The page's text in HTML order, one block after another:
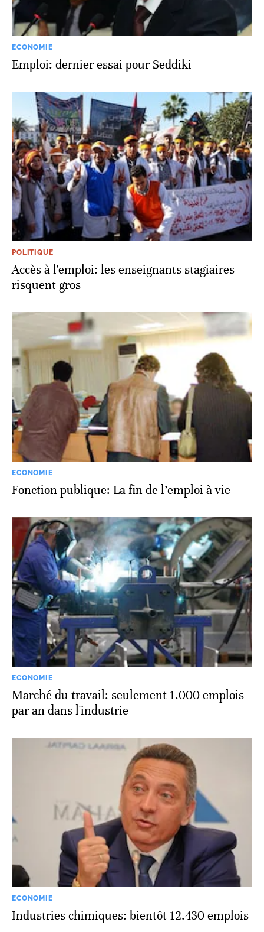
ECONOMIE
Emploi: dernier essai pour Seddiki
POLITIQUE
Accès à l'emploi: les enseignants stagiaires
risquent gros
ECONOMIE
Fonction publique: La fin de l’emploi à vie
ECONOMIE
Marché du travail: seulement 1.000 emplois
par an dans l'industrie
ECONOMIE
Industries chimiques: bientôt 12.430 emplois